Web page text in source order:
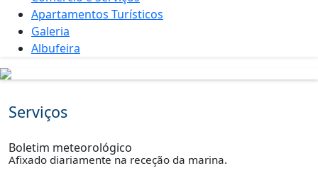
Apartamentos Turísticos
Galeria
Albufeira
Serviços
Boletim meteorológico
Afixado diariamente na receção da marina.